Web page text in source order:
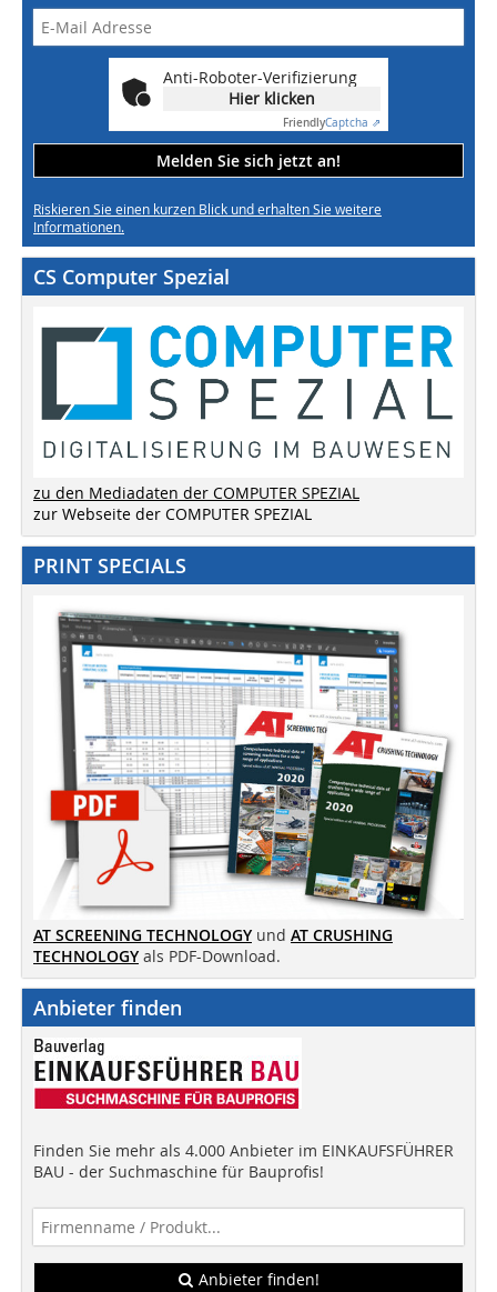
Anti-Roboter-Verifizierung
Hier klicken
FriendlyCaptcha ⇗
Melden Sie sich jetzt an!
Riskieren Sie einen kurzen Blick und erhalten Sie weitere
Informationen.
CS Computer Spezial
zu den Mediadaten der COMPUTER SPEZIAL
zur Webseite der COMPUTER SPEZIAL
PRINT SPECIALS
AT SCREENING TECHNOLOGY und AT CRUSHING
TECHNOLOGY als PDF-Download.
Anbieter finden
Finden Sie mehr als 4.000 Anbieter im EINKAUFSFÜHRER
BAU - der Suchmaschine für Bauprofis!
Anbieter finden!